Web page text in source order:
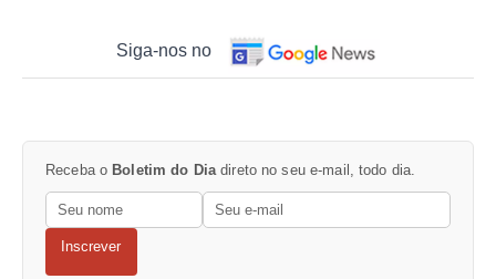
Siga-nos no
Receba o Boletim do Dia direto no seu e-mail, todo dia.
Inscrever